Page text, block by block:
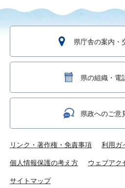
県庁舎の案内・
県の組織・電
県政へのご意
リンク・著作権・免責事項 利用ガ
個人情報保護の考え方 ウェブアク
サイトマップ